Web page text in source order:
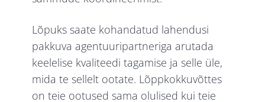
Lõpuks saate kohandatud lahendusi
pakkuva agentuuripartneriga arutada
keelelise kvaliteedi tagamise ja selle üle,
mida te sellelt ootate. Lõppkokkuvõttes
on teie ootused sama olulised kui teie